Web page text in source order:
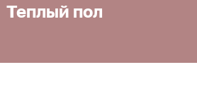
Теплый пол